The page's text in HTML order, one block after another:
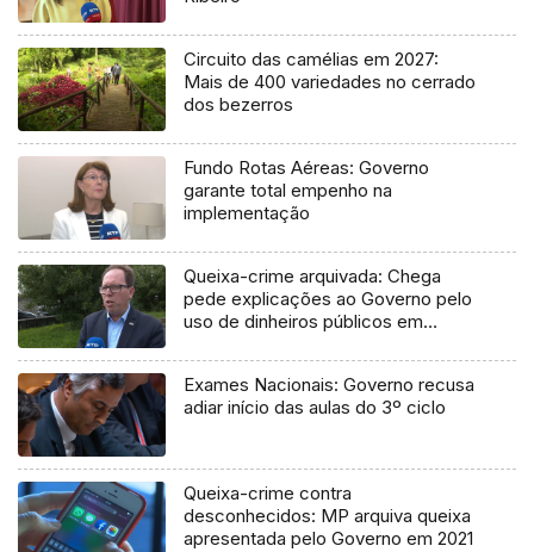
Circuito das camélias em 2027:
Mais de 400 variedades no cerrado
dos bezerros
Fundo Rotas Aéreas: Governo
garante total empenho na
implementação
Queixa-crime arquivada: Chega
pede explicações ao Governo pelo
uso de dinheiros públicos em
Exames Nacionais: Governo recusa
adiar início das aulas do 3º ciclo
Queixa-crime contra
desconhecidos: MP arquiva queixa
apresentada pelo Governo em 2021